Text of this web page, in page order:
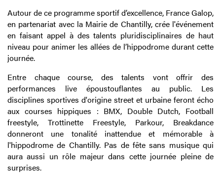
Autour de ce programme sportif d’excellence, France Galop,
en partenariat avec la Mairie de Chantilly, crée l'événement
en faisant appel à des talents pluridisciplinaires de haut
niveau pour animer les allées de l’hippodrome durant cette
journée.
Entre chaque course, des talents vont offrir des
performances live époustouflantes au public. Les
disciplines sportives d'origine street et urbaine feront écho
aux courses hippiques : BMX, Double Dutch, Football
freestyle, Trottinette Freestyle, Parkour, Breakdance
donneront une tonalité inattendue et mémorable à
l'hippodrome de Chantilly. Pas de fête sans musique qui
aura aussi un rôle majeur dans cette journée pleine de
surprises.